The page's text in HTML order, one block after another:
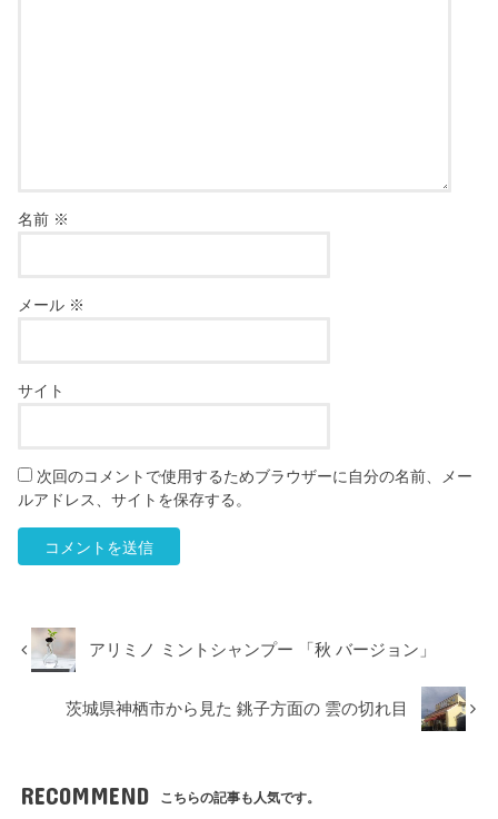
名前 ※
メール ※
サイト
次回のコメントで使用するためブラウザーに自分の名前、メー
ルアドレス、サイトを保存する。
アリミノ ミントシャンプー 「秋 バージョン」
茨城県神栖市から見た 銚子方面の 雲の切れ目
RECOMMEND こちらの記事も人気です。